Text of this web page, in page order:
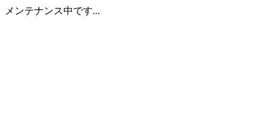
メンテナンス中です...